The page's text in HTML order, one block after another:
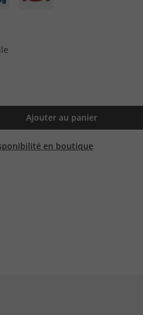
Ajouter au panier
en boutique